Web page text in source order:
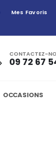
Mes Favoris
CONTACTEZ-
09 72 67
OCCASIONS